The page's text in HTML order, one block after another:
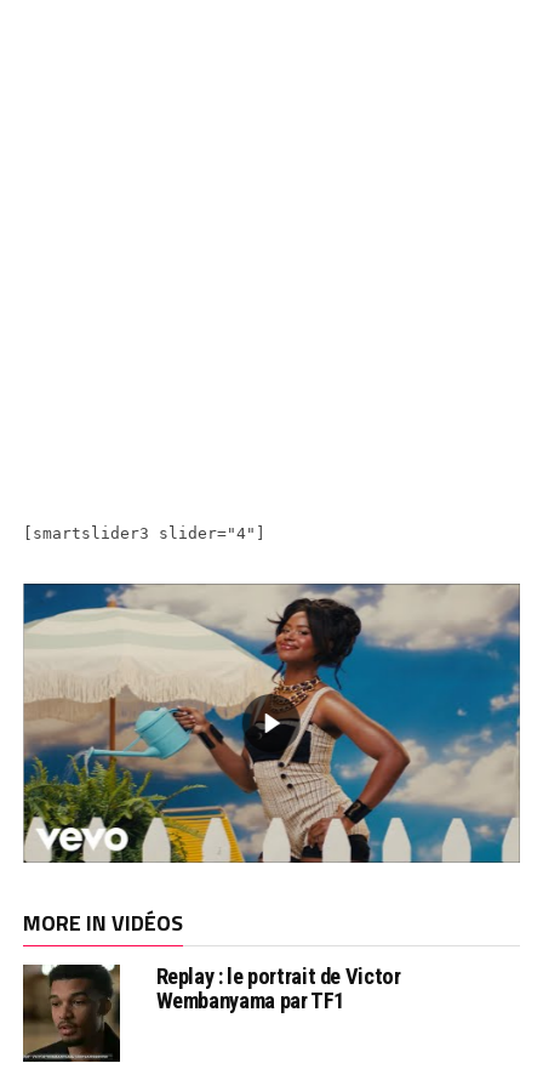
[smartslider3 slider="4"]
MORE IN VIDÉOS
Replay : le portrait de Victor
Wembanyama par TF1